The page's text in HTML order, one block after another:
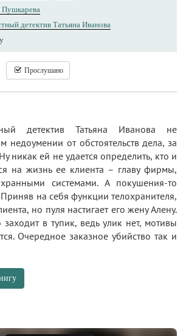
Пушкарева
детектив Татьяна Иванова
Прослушано
детектив Татьяна Иванова не
недоумении от обстоятельств дела, за
никак ей не удается определить, кто и
на жизнь ее клиента – главу фирмы,
системами. А покушения-то
на себя функции телохранителя,
но пуля настигает его жену Алену.
заходит в тупик, ведь улик нет, мотивы
Очередное заказное убийство так и